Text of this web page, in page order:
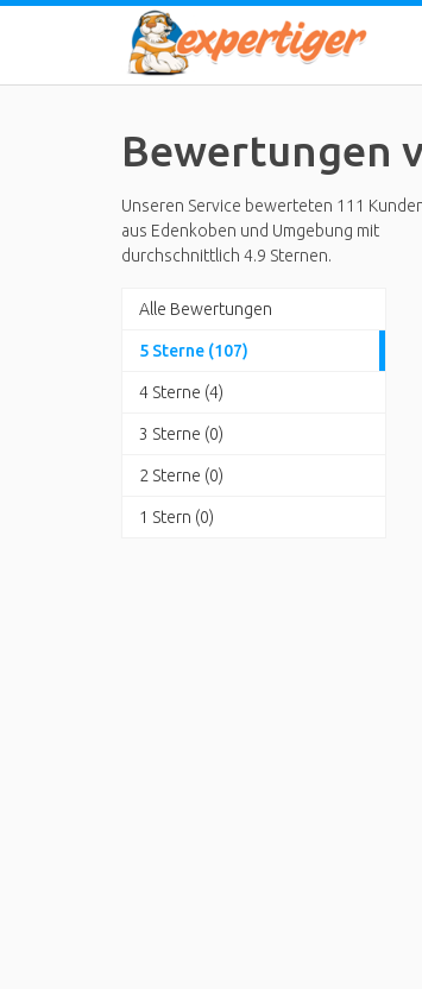
Bewertungen
Unseren Service bewerteten 111
aus Edenkoben und Umgebung mit
durchschnittlich 4.9 Sternen.
Alle Bewertungen
5 Sterne (107)
4 Sterne (4)
3 Sterne (0)
2 Sterne (0)
1 Stern (0)